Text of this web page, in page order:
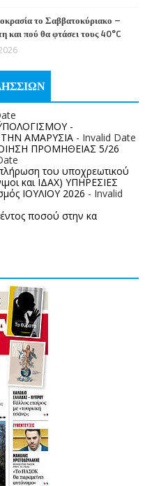
το Σαββατοκύριακο –
και πού θα φτάσει τους 40°C
-
ΑΜΑΡΥΣΙΑ- Invalid Date
ΠΡΟΜΗΘΕΙΑΣ 5/26
του υποχρεωτικού
και ΙΔΑΧ) ΥΠΗΡΕΣΙΕΣ
ΙΟΥΛΙΟΥ 2026 - Invalid
ποσoύ στην κα